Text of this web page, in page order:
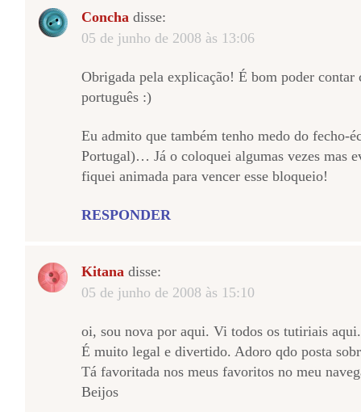
Concha disse:
05 de junho de 2008 às 13:06
Obrigada pela explicação! É bom poder
português :)
Eu admito que também tenho medo do fecho-
Portugal)… Já o coloquei algumas vezes mas
fiquei animada para vencer esse bloqueio!
RESPONDER
Kitana disse:
05 de junho de 2008 às 15:10
oi, sou nova por aqui. Vi todos os tutiriais
É muito legal e divertido. Adoro qdo posta
Tá favoritada nos meus favoritos no meu
Beijos